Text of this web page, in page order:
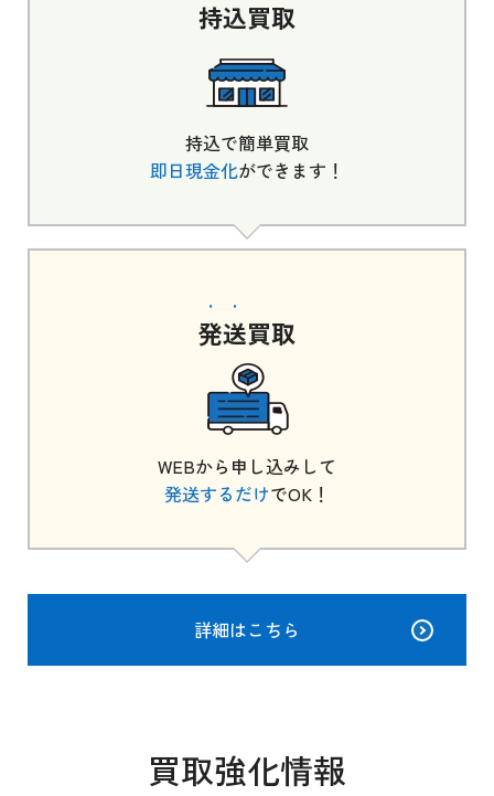
持込買取
持込で簡単買取
即日現金化ができます！
発送買取
WEBから申し込みして
発送するだけでOK！
詳細はこちら
買取強化情報